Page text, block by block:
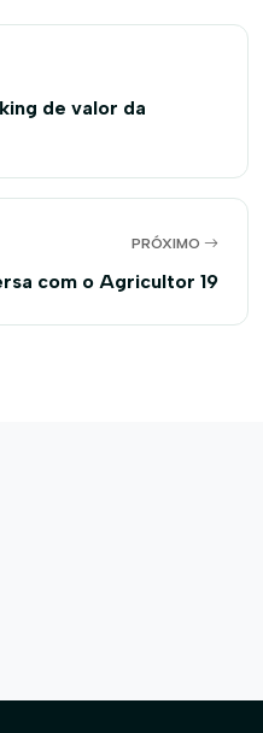
de valor da
PRÓXIMO
com o Agricultor 19